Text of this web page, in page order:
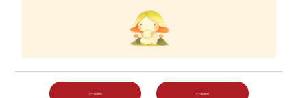
上一篇新闻 下一篇新闻